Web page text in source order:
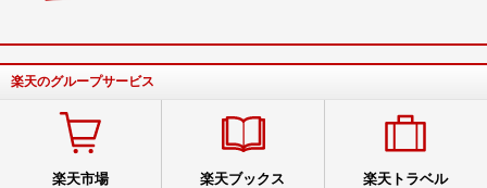
楽天のグループサービス
楽天市場 楽天ブックス 楽天トラベル